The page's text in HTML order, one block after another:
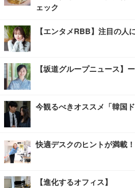
ェック
【エンタメRBB】注目の人
【坂道グループニュース】
今観るべきオススメ「韓国ド
快適デスクのヒントが満載
【進化するオフィス】